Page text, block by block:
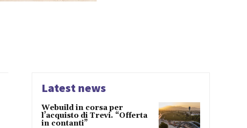
Latest news
Webuild in corsa per
l’acquisto di Trevi. “Offerta
in contanti”